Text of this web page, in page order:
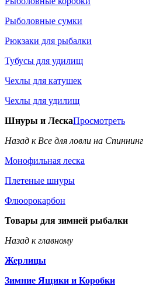
Рыболовные сумки
Рюкзаки для рыбалки
Тубусы для удилищ
Чехлы для катушек
Чехлы для удилищ
Шнуры и ЛескаПросмотреть
Назад к Все для ловли на Спиннинг
Монофильная леска
Плетеные шнуры
Флюорокарбон
Товары для зимней рыбалки
Назад к главному
Жерлицы
Зимние Ящики и Коробки